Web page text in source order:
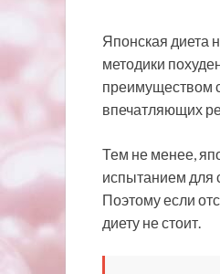
Японская диета
методики
преимуществом
впечатляющих
Тем не менее,
испытанием для
Поэтому если
диету не стоит.